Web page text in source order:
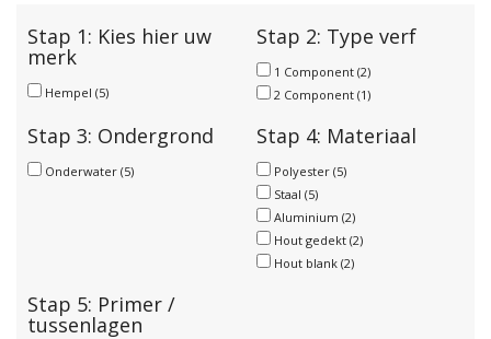
Stap 1: Kies hier uw
merk
Hempel (5)
Stap 2: Type verf
1 Component (2)
2 Component (1)
Stap 3: Ondergrond
Onderwater (5)
Stap 4: Materiaal
Polyester (5)
Staal (5)
Aluminium (2)
Hout gedekt (2)
Hout blank (2)
Stap 5: Primer /
tussenlagen